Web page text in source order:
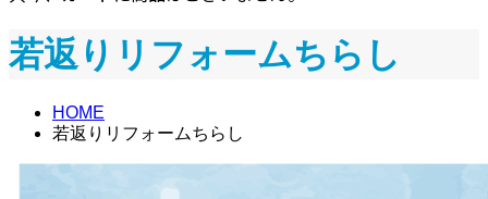
若返りリフォームちらし
HOME
若返りリフォームちらし